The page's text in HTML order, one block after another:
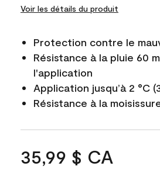
Voir les détails du produit
Protection contre le
Résistance à la pluie 60
l'application
Application jusqu’à 2 °C
Résistance à la
35,99 $ CA